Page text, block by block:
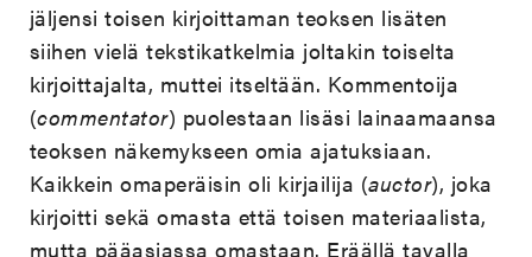
jäljensi toisen kirjoittaman teoksen lisäten
siihen vielä tekstikatkelmia joltakin toiselta
kirjoittajalta, muttei itseltään. Kommentoija
(commentator) puolestaan lisäsi lainaamaansa
teoksen näkemykseen omia ajatuksiaan.
Kaikkein omaperäisin oli kirjailija (auctor), joka
kirjoitti sekä omasta että toisen materiaalista,
mutta pääasiassa omastaan. Eräällä tavalla